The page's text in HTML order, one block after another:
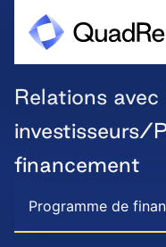
Relations avec
investisseurs/
financement
Programme de